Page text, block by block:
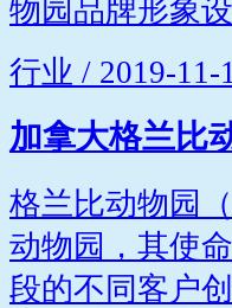
行业 / 2019-11-
加拿大格兰比
格兰比动物园
动物园，其使
段的不同客户